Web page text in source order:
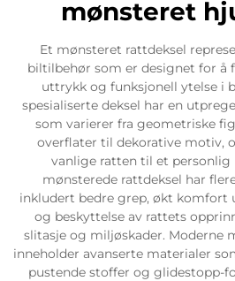
mønsteret
Et mønsteret rattdeksel
biltilbehør som er designet for å
uttrykk og funksjonell ytelse i
spesialiserte deksel har en
som varierer fra geometriske
overflater til dekorative motiv,
vanlige ratten til et personlig
mønsterede rattdeksel har
inkludert bedre grep, økt komfort
og beskyttelse av rattets
slitasje og miljøskader. Moderne
inneholder avanserte materialer
pustende stoffer og glidestopp-